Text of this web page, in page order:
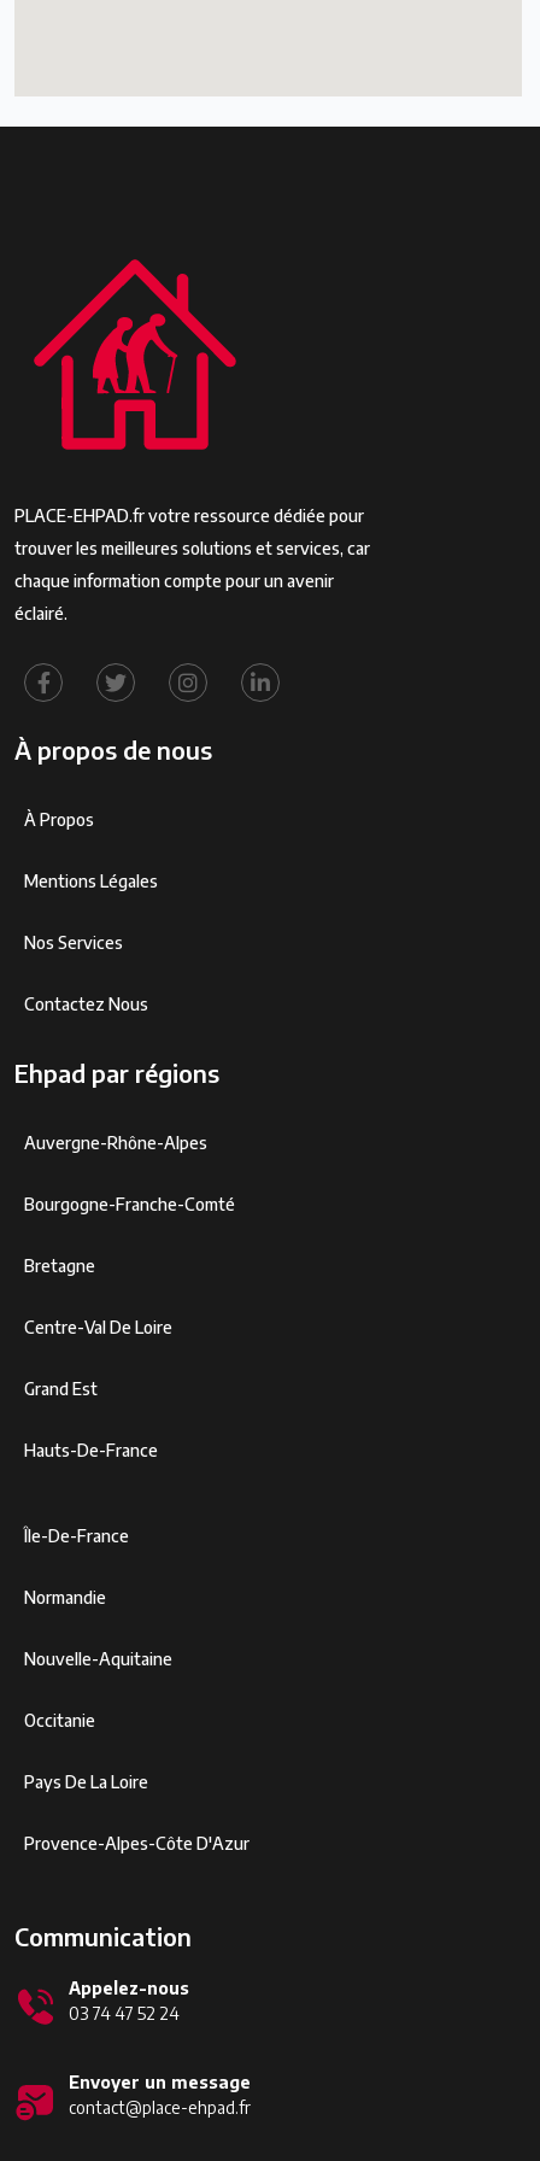
PLACE-EHPAD.fr votre ressource dédiée pour
trouver les meilleures solutions et services, car
chaque information compte pour un avenir
éclairé.
À propos de nous
À Propos
Mentions Légales
Nos Services
Contactez Nous
Ehpad par régions
Auvergne-Rhône-Alpes
Bourgogne-Franche-Comté
Bretagne
Centre-Val De Loire
Grand Est
Hauts-De-France
Île-De-France
Normandie
Nouvelle-Aquitaine
Occitanie
Pays De La Loire
Provence-Alpes-Côte D'Azur
Communication
Appelez-nous
03 74 47 52 24
Envoyer un message
contact@place-ehpad.fr